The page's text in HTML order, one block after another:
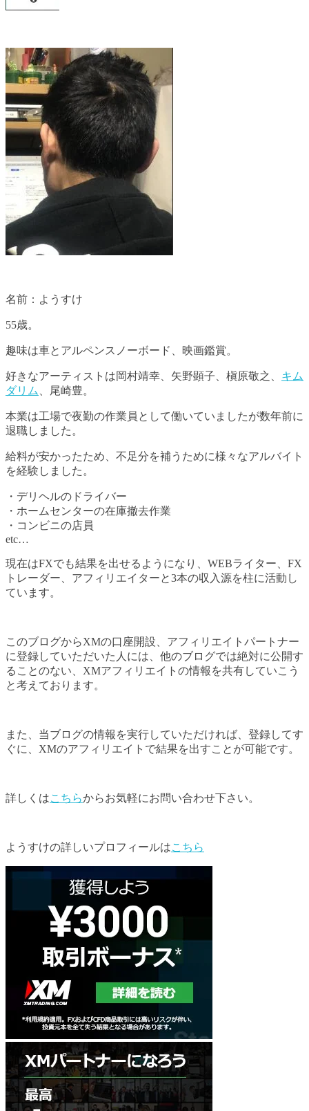
名前：ようすけ
55歳。
趣味は車とアルペンスノーボード、映画鑑賞。
好きなアーティストは岡村靖幸、矢野顕子、槇原敬之、 キム
ダリム
、尾崎豊。
本業は工場で夜勤の作業員として働いていましたが数年前に
退職しました。
給料が安かったため、不足分を補うために様々なアルバイト
を経験しました。
・デリヘルのドライバー
・ホームセンターの在庫撤去作業
・コンビニの店員
etc…
現在はFXでも結果を出せるようになり、WEBライター、FX
トレーダー、アフィリエイターと3本の収入源を柱に活動し
ています。
このブログからXMの口座開設、アフィリエイトパートナー
に登録していただいた人には、他のブログでは絶対に公開す
ることのない、XMアフィリエイトの情報を共有していこう
と考えております。
また、当ブログの情報を実行していただければ、登録してす
ぐに、XMのアフィリエイトで結果を出すことが可能です。
詳しくはこちらからお気軽にお問い合わせ下さい。
ようすけの詳しいプロフィールはこちら